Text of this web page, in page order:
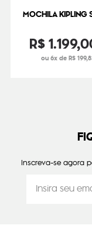
MOCHILA KIPLING
R$1.199,
ou 6x de R$
Inscreva-se agora